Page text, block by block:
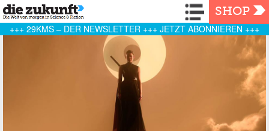
Navigation
SHOP
+++ 29KMS – DER NEWSLETTER +++ JETZT ABONNIEREN +++